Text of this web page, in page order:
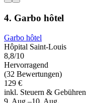
4. Garbo hôtel
Garbo hôtel
Hôpital Saint-Louis
8,8/10
Hervorragend
(32 Bewertungen)
129 €
inkl. Steuern & Gebühren
9. Aug.–10. Aug.